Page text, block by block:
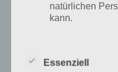
kommt das Spiel nur auf 3,8
Spielprinzip liegt, sondern an
App für iPhone,
natürlichen
kann.
b) betroffene
Essenziell